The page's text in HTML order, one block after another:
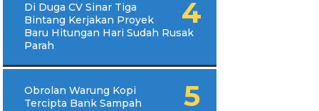
Di Duga CV Sinar Tiga
Bintang Kerjakan Proyek
Baru Hitungan Hari Sudah Rusak
Parah
Obrolan Warung Kopi
Tercipta Bank Sampah